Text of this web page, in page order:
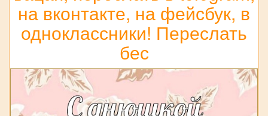
на вконтакте, на фейсбук, в
одноклассники! Переслать
бес